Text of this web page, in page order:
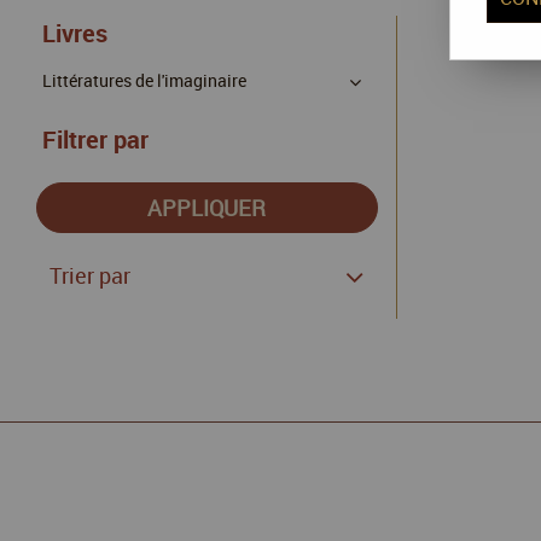
Livres
Littératures de l'imaginaire
Filtrer par
Trier par